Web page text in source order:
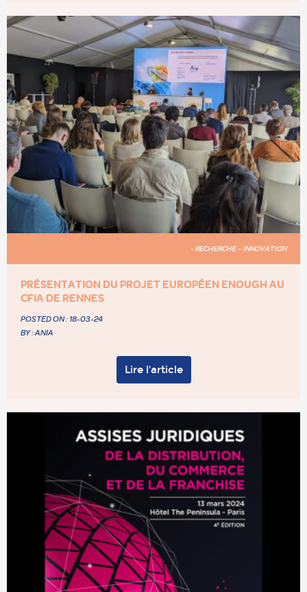
- RECHERCHE – INNOVATION
PRÉSENTATION DU PROJET EUROPÉEN ENOUGH AU
CFIA DE RENNES
POSTED ON : 18-03-24
BY : ANIA
Lire l'article